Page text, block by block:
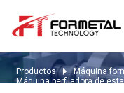
Productos
Máquina
Máquina perfiladora de